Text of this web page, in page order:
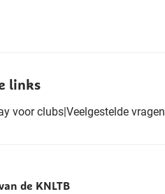
links
voor clubs Veelgestelde vragen
de KNLTB